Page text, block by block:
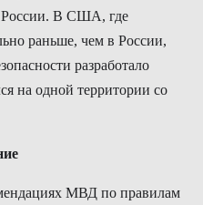
В США, где
раньше, чем в России,
разработало
на одной территории со
МВД по правилам